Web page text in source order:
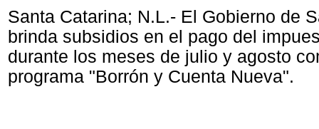
Santa Catarina; N.L.- El Gobierno de
brinda subsidios en el pago del
durante los meses de julio y agosto
programa "Borrón y Cuenta Nueva".